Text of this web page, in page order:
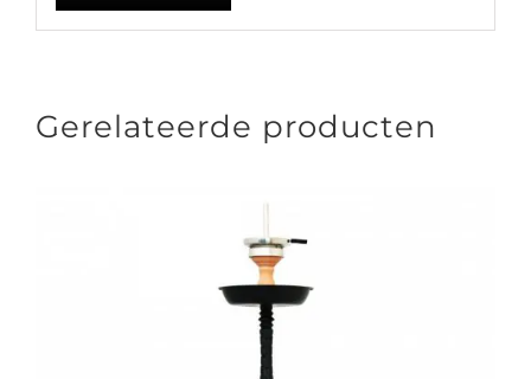
Gerelateerde producten